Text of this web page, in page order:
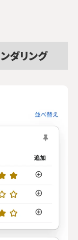
ダリング